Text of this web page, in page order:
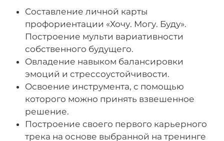
Составление личной карты
профориентации «Хочу. Могу. Буду».
Построение мульти вариативности
собственного будущего.
Овладение навыком балансировки
эмоций и стрессоустойчивости.
Освоение инструмента, с помощью
которого можно принять взвешенное
решение.
Построение своего первого карьерного
трека на основе выбранной на тренинге